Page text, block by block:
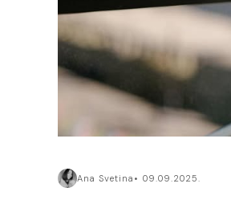
Ana Svetina 09.09.2025.